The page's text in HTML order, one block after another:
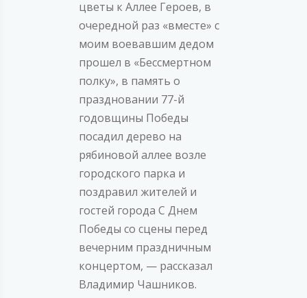
цветы к Аллее Героев, в
очередной раз «вместе» с
моим воевавшим дедом
прошел в «Бессмертном
полку», в память о
праздновании 77-й
годовщины Победы
посадил дерево на
рябиновой аллее возле
городского парка и
поздравил жителей и
гостей города С Днем
Победы со сцены перед
вечерним праздничным
концертом, — рассказал
Владимир Чашников.